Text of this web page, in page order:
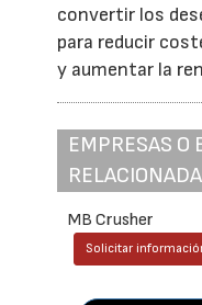
convertir los
para reducir
y aumentar la
EMPRESAS O
MB Crusher
Solicitar